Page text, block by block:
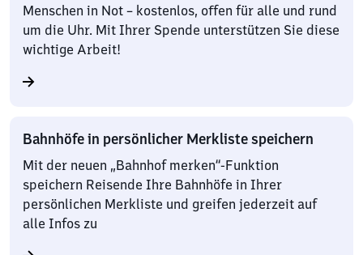
Menschen in Not – kostenlos, offen für alle und rund
um die Uhr. Mit Ihrer Spende unterstützen Sie diese
wichtige Arbeit!
Bahnhöfe in persönlicher Merkliste speichern
Mit der neuen „Bahnhof merken“-Funktion
speichern Reisende Ihre Bahnhöfe in Ihrer
persönlichen Merkliste und greifen jederzeit auf
alle Infos zu